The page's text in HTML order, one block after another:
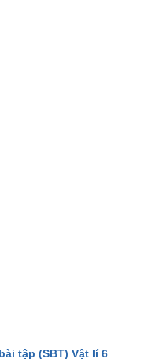
tập (SBT) Vật lí 6